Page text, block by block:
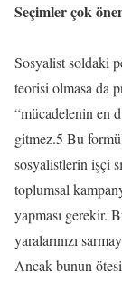
Seçimler çok
Sosyalist soldaki
teorisi olmasa da
“mücadelenin en
gitmez.5 Bu
sosyalistlerin işçi
toplumsal
yapması gerekir.
yaralarınızı
Ancak bunun